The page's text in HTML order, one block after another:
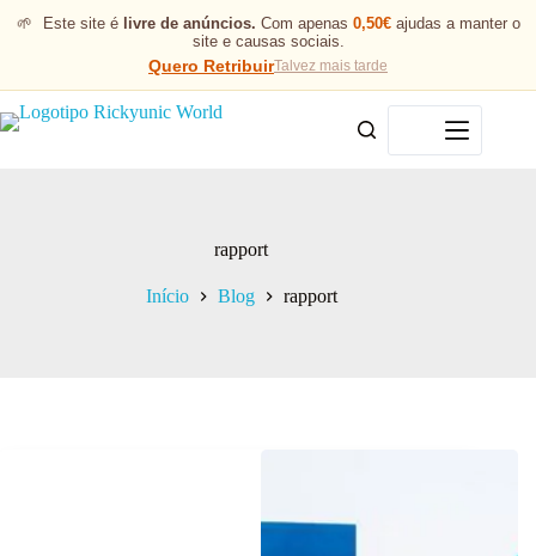
🌱 Este site é livre de anúncios. Com apenas 0,50€ajudas a manter o
site e causas sociais.
Quero RetribuirTalvez mais tarde
Menu
rapport
Início Blog rapport